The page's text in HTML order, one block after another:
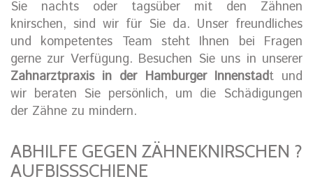
Sie nachts oder tagsüber mit den Zähnen
knirschen, sind wir für Sie da. Unser freundliches
und kompetentes Team steht Ihnen bei Fragen
gerne zur Verfügung. Besuchen Sie uns in unserer
Zahnarztpraxis in der Hamburger Innenstadt und
wir beraten Sie persönlich, um die Schädigungen
der Zähne zu mindern.
ABHILFE GEGEN ZÄHNEKNIRSCHEN ?
AUFBISSSCHIENE